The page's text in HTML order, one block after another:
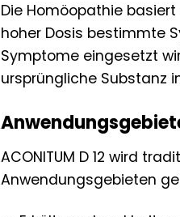
Die Homöopathie
hoher Dosis bestimmte
Symptome eingesetzt
ursprüngliche Substanz
ACONITUM D 12 wird
Anwendungsgebieten